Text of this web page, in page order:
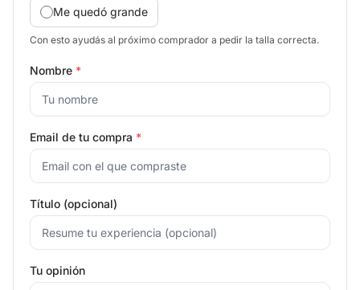
Me quedó grande
Con esto ayudás al próximo comprador a pedir la talla correcta.
Nombre *
Email de tu compra *
Título (opcional)
Tu opinión